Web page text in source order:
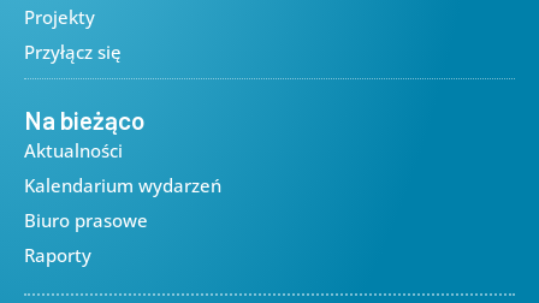
Projekty
Przyłącz się
Na bieżąco
Aktualności
Kalendarium wydarzeń
Biuro prasowe
Raporty